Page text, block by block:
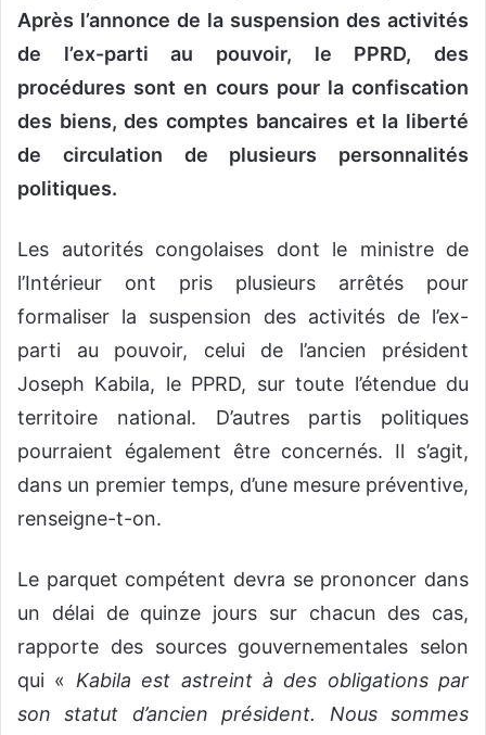
Après l’annonce de la suspension des activités
de l’ex-parti au pouvoir, le PPRD, des
procédures sont en cours pour la confiscation
des biens, des comptes bancaires et la liberté
de circulation de plusieurs personnalités
politiques.
Les autorités congolaises dont le ministre de
l’Intérieur ont pris plusieurs arrêtés pour
formaliser la suspension des activités de l’ex-
parti au pouvoir, celui de l’ancien président
Joseph Kabila, le PPRD, sur toute l’étendue du
territoire national. D’autres partis politiques
pourraient également être concernés. Il s’agit,
dans un premier temps, d’une mesure préventive,
renseigne-t-on.
Le parquet compétent devra se prononcer dans
un délai de quinze jours sur chacun des cas,
rapporte des sources gouvernementales selon
qui « Kabila est astreint à des obligations par
son statut d’ancien président. Nous sommes